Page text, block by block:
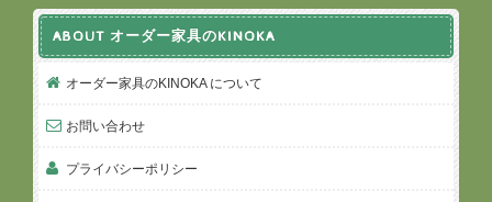
ABOUT オーダー家具のKINOKA
オーダー家具のKINOKA について
お問い合わせ
プライバシーポリシー